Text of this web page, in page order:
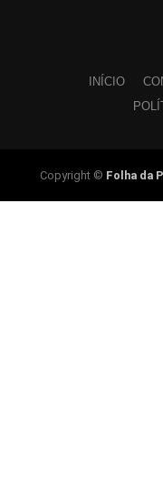
INÍCIO
Copyright © Folha da